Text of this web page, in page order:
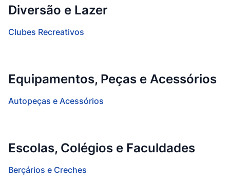
Diversão e Lazer
Clubes Recreativos
Equipamentos, Peças e Acessórios
Autopeças e Acessórios
Escolas, Colégios e Faculdades
Berçários e Creches